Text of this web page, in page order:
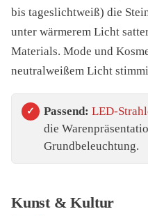
bis tageslichtweiß) die
unter wärmerem Licht
Materials. Mode und
neutralweißem Licht
Passend: LED-
die
Grundbeleuchtung.
Kunst & Kultur